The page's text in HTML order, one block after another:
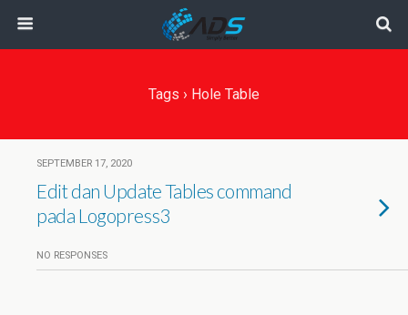
Tags › Hole Table
SEPTEMBER 17, 2020
Edit dan Update Tables command
pada Logopress3
NO RESPONSES